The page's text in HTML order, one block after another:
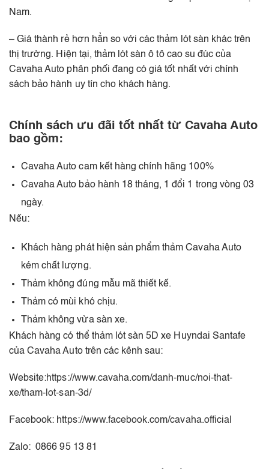
Nam.
– Giá thành rẻ hơn hẳn so với các thảm lót sàn khác trên
thị trường. Hiện tại, thảm lót sàn ô tô cao su đúc của
Cavaha Auto phân phối đang có giá tốt nhất với chính
sách bảo hành uy tín cho khách hàng.
Chính sách ưu đãi tốt nhất từ Cavaha Auto
bao gồm:
Cavaha Auto cam kết hàng chính hãng 100%
Cavaha Auto bảo hành 18 tháng, 1 đổi 1 trong vòng 03
ngày.
Nếu:
Khách hàng phát hiện sản phẩm thảm Cavaha Auto
kém chất lượng.
Thảm không đúng mẫu mã thiết kế.
Thảm có mùi khó chịu.
Thảm không vừa sàn xe.
Khách hàng có thể thảm lót sàn 5D xe Huyndai Santafe
của Cavaha Auto trên các kênh sau:
Website:https://www.cavaha.com/danh-muc/noi-that-
xe/tham-lot-san-3d/
Facebook: https://www.facebook.com/cavaha.official
Zalo: 0866 95 13 81